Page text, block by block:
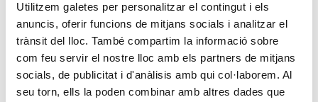
Utilitzem galetes per personalitzar el contingut i els
anuncis, oferir funcions de mitjans socials i analitzar el
trànsit del lloc. També compartim la informació sobre
com feu servir el nostre lloc amb els partners de mitjans
socials, de publicitat i d'anàlisis amb qui col·laborem. Al
seu torn, ells la poden combinar amb altres dades que
4 maneres d’ajudar durant el confinament
del COVID-19
SEGUEIX LLEGINT